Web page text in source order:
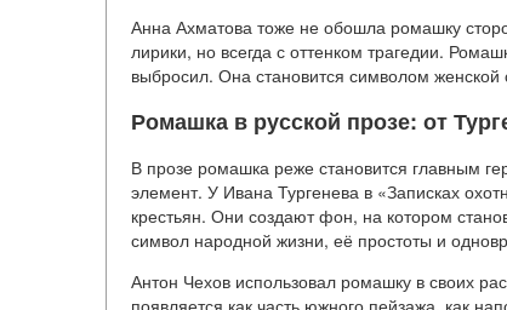
Анна Ахматова тоже не обошла ромашку
лирики, но всегда с оттенком трагедии.
выбросил. Она становится символом
Ромашка в русской прозе: от
В прозе ромашка реже становится главным
элемент. У Ивана Тургенева в «Записках
крестьян. Они создают фон, на котором
символ народной жизни, её простоты и
Антон Чехов использовал ромашку в своих